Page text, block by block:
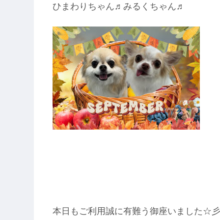
ひまわりちゃん♬みるくちゃん♬
本日もご利用誠に有難う御座いました☆彡